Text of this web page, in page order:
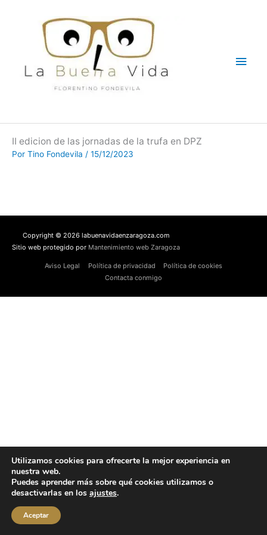
II edicion de las jornadas de la trufa en DPZ
Por Tino Fondevila / 15/12/2023
Copyright © 2026 labuenavidaenzaragoza.com
Sitio web protegido por Mantenimiento web Zaragoza
Aviso Legal Política de privacidad
Política de cookies
Contacta conmigo
Utilizamos cookies para ofrecerte la mejor experiencia en
nuestra web.
Puedes aprender más sobre qué cookies utilizamos o
desactivarlas en los ajustes.
Aceptar